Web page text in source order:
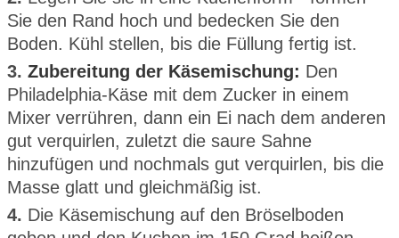
Sie den Rand hoch und bedecken Sie den
Boden. Kühl stellen, bis die Füllung fertig ist.
3. Zubereitung der Käsemischung: Den
Philadelphia-Käse mit dem Zucker in einem
Mixer verrühren, dann ein Ei nach dem anderen
gut verquirlen, zuletzt die saure Sahne
hinzufügen und nochmals gut verquirlen, bis die
Masse glatt und gleichmäßig ist.
4. Die Käsemischung auf den Bröselboden